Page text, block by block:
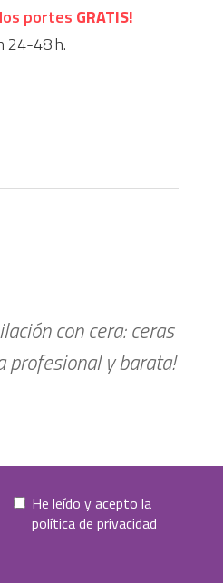
portes GRATIS!
24-48 h.
con cera: ceras
profesional y barata!
He leído y acepto la
política de privacidad